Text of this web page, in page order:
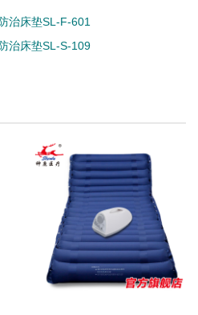
治床垫SL-F-601
治床垫SL-S-109